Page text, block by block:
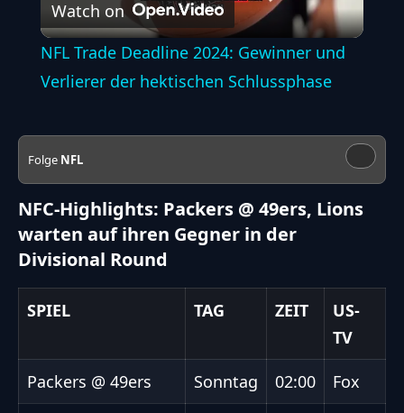
Video
Watch on
NFL Trade Deadline 2024: Gewinner und
Verlierer der hektischen Schlussphase
Folge NFL
NFC-Highlights: Packers @ 49ers, Lions
warten auf ihren Gegner in der
Divisional Round
SPIEL TAG ZEIT
US-
TV
Packers @ 49ers Sonntag 02:00 Fox